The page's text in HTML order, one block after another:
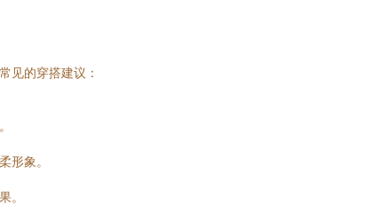
见的穿搭建议：
形象。
。